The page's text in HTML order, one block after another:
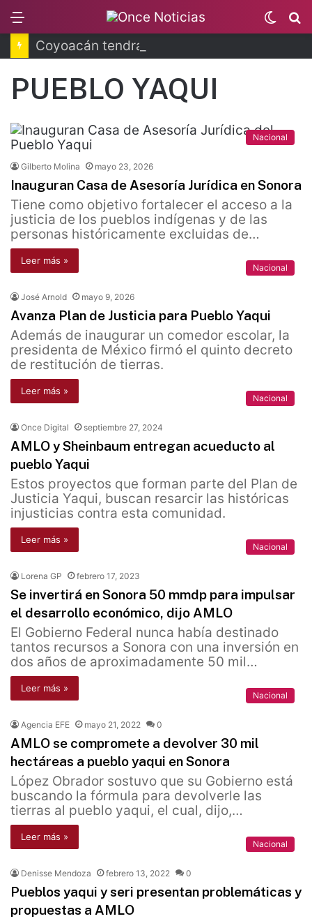
Switch
skin
PUEBLO YAQUI
Nacional
Gilberto Molina mayo 23, 2026
Inauguran Casa de Asesoría Jurídica en Sonora
Tiene como objetivo fortalecer el acceso a la
justicia de los pueblos indígenas y de las
personas históricamente excluidas de…
Leer más »
Nacional
José Arnold mayo 9, 2026
Avanza Plan de Justicia para Pueblo Yaqui
Además de inaugurar un comedor escolar, la
presidenta de México firmó el quinto decreto
de restitución de tierras.
Leer más »
Nacional
Once Digital septiembre 27, 2024
AMLO y Sheinbaum entregan acueducto al
pueblo Yaqui
Estos proyectos que forman parte del Plan de
Justicia Yaqui, buscan resarcir las históricas
injusticias contra esta comunidad.
Leer más »
Nacional
Lorena GP febrero 17, 2023
Se invertirá en Sonora 50 mmdp para impulsar
el desarrollo económico, dijo AMLO
El Gobierno Federal nunca había destinado
tantos recursos a Sonora con una inversión en
dos años de aproximadamente 50 mil…
Leer más »
Nacional
Agencia EFE mayo 21, 2022 0
AMLO se compromete a devolver 30 mil
hectáreas a pueblo yaqui en Sonora
López Obrador sostuvo que su Gobierno está
buscando la fórmula para devolverle las
tierras al pueblo yaqui, el cual, dijo,…
Leer más »
Nacional
Denisse Mendoza febrero 13, 2022 0
Pueblos yaqui y seri presentan problemáticas y
propuestas a AMLO